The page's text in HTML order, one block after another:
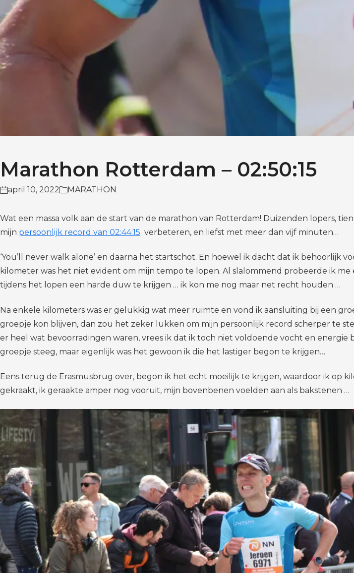
Marathon Rotterdam – 02:50:15
april 10, 2022 MARATHON
Wat een massa volk aan de start van de marathon van Rotterdam! Duizenden lopers,
mijn persoonlijk record van 02:44:15 verbeteren, en liefst met meer dan vijf minuten…
‘You’ll never walk alone’ en daarna het startschot. En hoewel ik dacht dat ik behoorlijk
kilometer was het niet evident om mijn tempo te lopen. Al slalommend probeerde ik
tijdens het lopen een harde duw te krijgen … ik kon me nog maar net recht houden …
Na enkele kilometers was er gelukkig wat meer ruimte en vond ik aansluiting bij een
groepje kon blijven, dan zou het zeker lukken om mijn persoonlijk record scherper te
er heel wat bevoorradingen waren, vrees ik dat ik toch niet voldoende vocht en
groepje steeg, maar eigenlijk was het gewoon ik die het lastiger begon te krijgen…
Eens terug de Erasmusbrug over, begon ik het echt moeilijk te krijgen, waardoor ik op
gekraakt, ik geraakte amper nog vooruit, mijn bovenbenen voelden aan als bakstenen …